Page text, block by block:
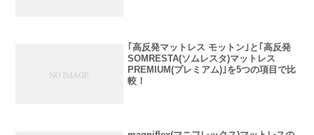
｢高反発マットレス モットン｣と｢高反発
SOMRESTA(ソムレスタ)マットレス
PREMIUM(プレミアム)｣を5つの項目で比
較！